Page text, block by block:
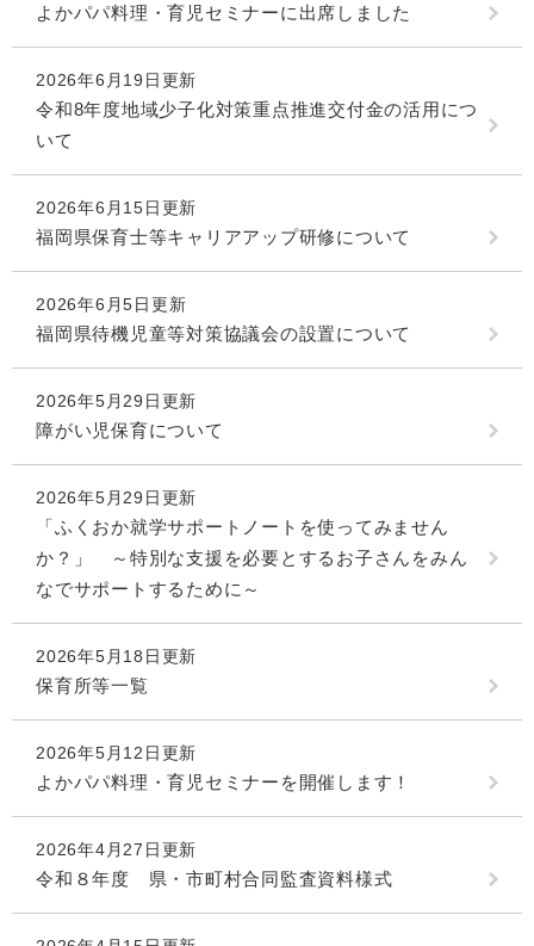
よかパパ料理・育児セミナーに出席しました
2026年6月19日更新
令和8年度地域少子化対策重点推進交付金の活用につ
いて
2026年6月15日更新
福岡県保育士等キャリアアップ研修について
2026年6月5日更新
福岡県待機児童等対策協議会の設置について
2026年5月29日更新
障がい児保育について
2026年5月29日更新
「ふくおか就学サポートノートを使ってみません
か？」 ～特別な支援を必要とするお子さんをみん
なでサポートするために～
2026年5月18日更新
保育所等一覧
2026年5月12日更新
よかパパ料理・育児セミナーを開催します！
2026年4月27日更新
令和８年度 県・市町村合同監査資料様式